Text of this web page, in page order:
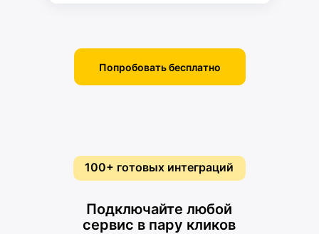
Попробовать бесплатно
100+ готовых интеграций
Подключайте любой
сервис в пару кликов